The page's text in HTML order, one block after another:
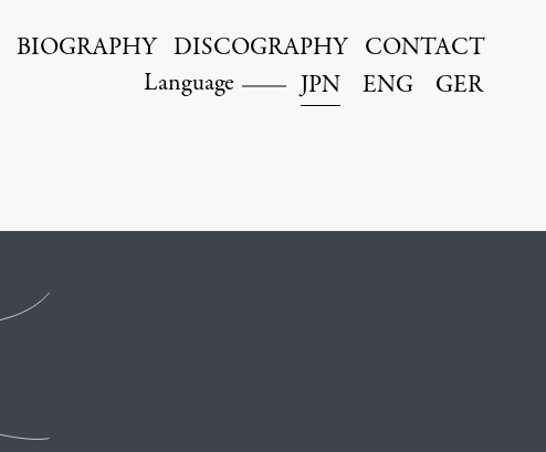
Language JPN ENG GER
BIOGRAPHY DISCOGRAPHY CONTACT